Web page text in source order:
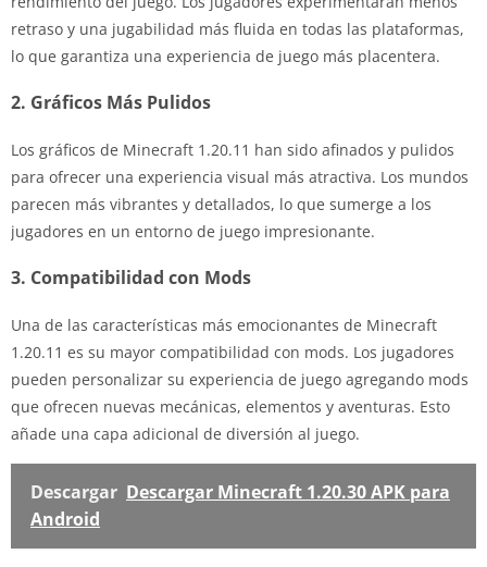
retraso y una jugabilidad más fluida en todas las plataformas,
lo que garantiza una experiencia de juego más placentera.
2. Gráficos Más Pulidos
Los gráficos de Minecraft 1.20.11 han sido afinados y pulidos
para ofrecer una experiencia visual más atractiva. Los mundos
parecen más vibrantes y detallados, lo que sumerge a los
jugadores en un entorno de juego impresionante.
3. Compatibilidad con Mods
Una de las características más emocionantes de Minecraft
1.20.11 es su mayor compatibilidad con mods. Los jugadores
pueden personalizar su experiencia de juego agregando mods
que ofrecen nuevas mecánicas, elementos y aventuras. Esto
añade una capa adicional de diversión al juego.
Descargar Descargar Minecraft 1.20.30 APK para
Android